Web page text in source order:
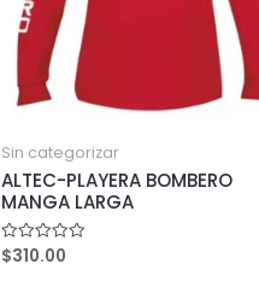
Sin categorizar
ALTEC-PLAYERA BOMBERO
MANGA LARGA
Rated
0
$310.00